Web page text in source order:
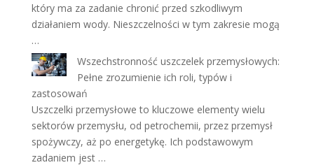
który ma za zadanie chronić przed szkodliwym
działaniem wody. Nieszczelności w tym zakresie mogą
…
Wszechstronność uszczelek przemysłowych:
Pełne zrozumienie ich roli, typów i
zastosowań
Uszczelki przemysłowe to kluczowe elementy wielu
sektorów przemysłu, od petrochemii, przez przemysł
spożywczy, aż po energetykę. Ich podstawowym
zadaniem jest …